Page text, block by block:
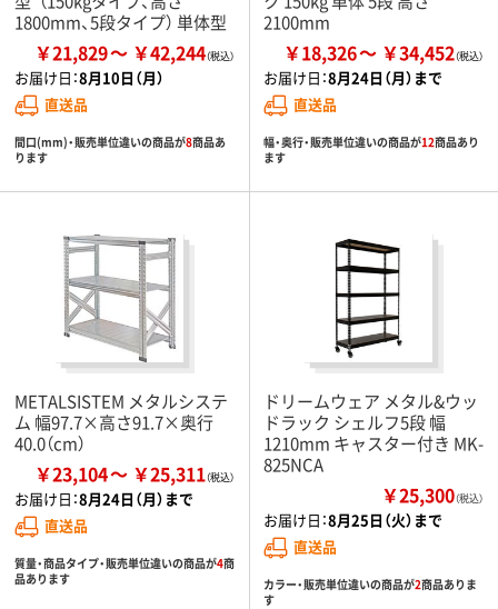
1800mm、5段タイプ） 単体型
￥21,829 ￥42,244
お届け日：8月10日（月）
直送品
間口(mm)・販売単位違いの商品が8商品あ
ります
2100mm
￥18,326 ￥34,452
お届け日：8月24日（月）まで
直送品
幅・奥行・販売単位違いの商品が12商品あり
ます
METALSISTEM メタルシステ
ム 幅97.7×高さ91.7×奥行
40.0（cm）
￥23,104 ￥25,311
お届け日：8月24日（月）まで
直送品
質量・商品タイプ・販売単位違いの商品が4商
品あります
ドリームウェア メタル&ウッ
ドラック シェルフ5段 幅
1210mm キャスター付き MK-
825NCA
￥25,300（税込）
お届け日：8月25日（火）まで
直送品
カラー・販売単位違いの商品が2商品ありま
す